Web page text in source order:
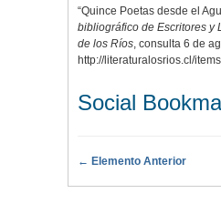
“Quince Poetas desde el
bibliográfico de Escritores y
de los Ríos, consulta 6 de
http://literaturalosrios.cl/
Social
← Elemento Anterior